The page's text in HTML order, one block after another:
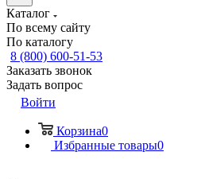
Каталог
По всему сайту
По каталогу
8 (800) 600-51-53
Заказать звонок
Задать вопрос
Войти
Корзина0
Избранные товары0